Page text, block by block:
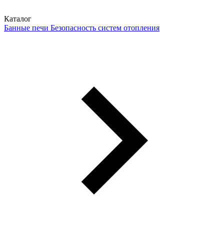
Каталог
Банные печи Безопасность систем отопления